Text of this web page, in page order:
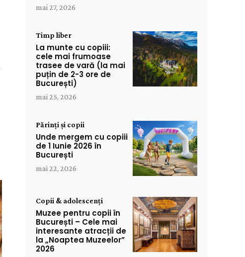
mai 27, 2026
Timp liber
La munte cu copiii:
cele mai frumoase
trasee de vară (la mai
puțin de 2-3 ore de
București)
mai 25, 2026
Părinți și copii
Unde mergem cu copiii
de 1 Iunie 2026 în
București
mai 22, 2026
Copii & adolescenți
Muzee pentru copii în
București – Cele mai
interesante atracții de
la „Noaptea Muzeelor”
2026